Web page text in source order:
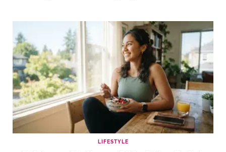
LIFESTYLE